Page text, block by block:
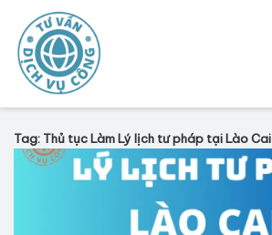
Tag: Thủ tục Làm Lý lịch tư pháp tại Lào Cai